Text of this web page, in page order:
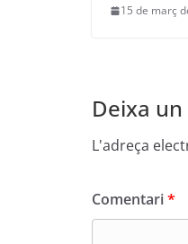
15 de març
Deixa
L'adreça
Comentari*